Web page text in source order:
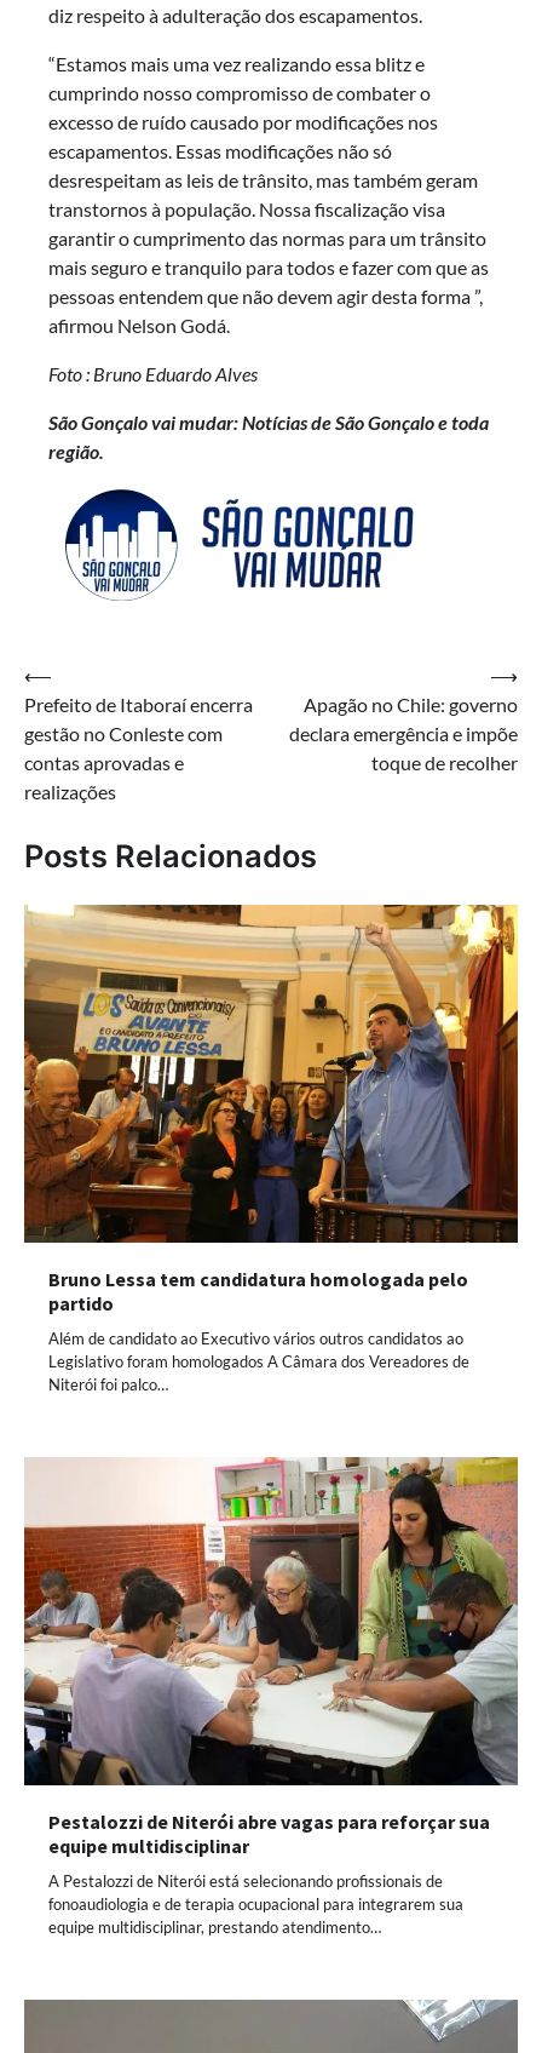
diz respeito à adulteração dos escapamentos.
“Estamos mais uma vez realizando essa blitz e
cumprindo nosso compromisso de combater o
excesso de ruído causado por modificações nos
escapamentos. Essas modificações não só
desrespeitam as leis de trânsito, mas também geram
transtornos à população. Nossa fiscalização visa
garantir o cumprimento das normas para um trânsito
mais seguro e tranquilo para todos e fazer com que as
pessoas entendem que não devem agir desta forma ”,
afirmou Nelson Godá.
Foto : Bruno Eduardo Alves
São Gonçalo vai mudar: Notícias de São Gonçalo e toda
região.
Navegação
de
Post
⟵
Prefeito de Itaboraí encerra
gestão no Conleste com
contas aprovadas e
realizações
Apagão no Chile: governo
declara emergência e impõe
toque de recolher
⟶
Posts Relacionados
Bruno Lessa tem candidatura homologada pelo
partido
Além de candidato ao Executivo vários outros candidatos ao
Legislativo foram homologados A Câmara dos Vereadores de
Niterói foi palco…
Pestalozzi de Niterói abre vagas para reforçar sua
equipe multidisciplinar
A Pestalozzi de Niterói está selecionando profissionais de
fonoaudiologia e de terapia ocupacional para integrarem sua
equipe multidisciplinar, prestando atendimento…